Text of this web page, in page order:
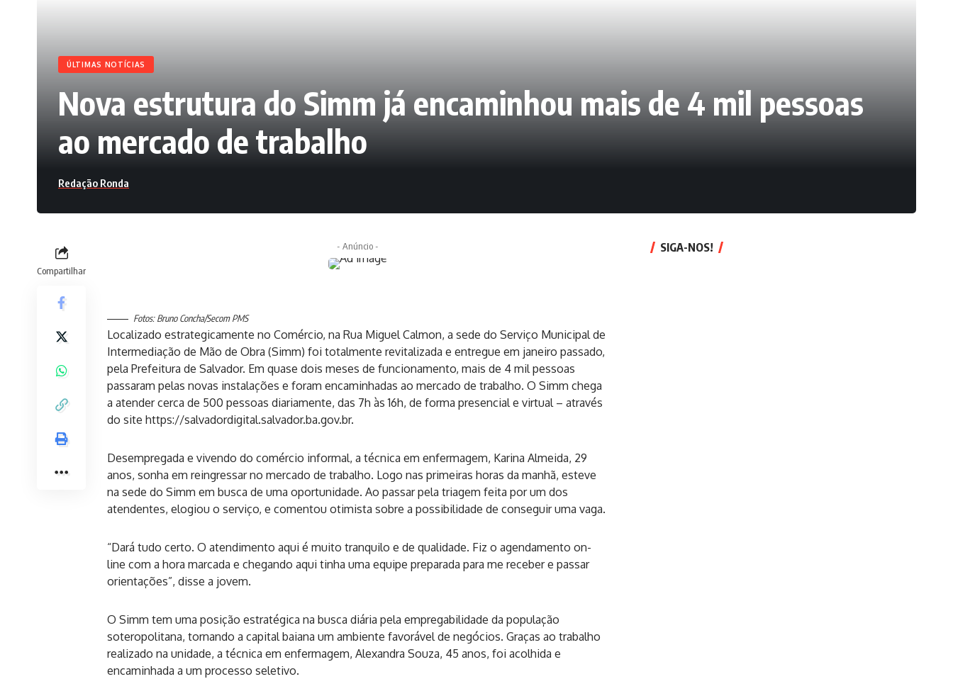
ÚLTIMAS NOTÍCIAS
Nova estrutura do Simm já encaminhou mais de 4 mil pessoas
ao mercado de trabalho
Redação Ronda
Compartilhar
- Anúncio -
Fotos: Bruno Concha/Secom PMS
Localizado estrategicamente no Comércio, na Rua Miguel Calmon, a sede do Serviço Municipal de
Intermediação de Mão de Obra (Simm) foi totalmente revitalizada e entregue em janeiro passado,
pela Prefeitura de Salvador. Em quase dois meses de funcionamento, mais de 4 mil pessoas
passaram pelas novas instalações e foram encaminhadas ao mercado de trabalho. O Simm chega
a atender cerca de 500 pessoas diariamente, das 7h às 16h, de forma presencial e virtual – através
do site https://salvadordigital.salvador.ba.gov.br.
Desempregada e vivendo do comércio informal, a técnica em enfermagem, Karina Almeida, 29
anos, sonha em reingressar no mercado de trabalho. Logo nas primeiras horas da manhã, esteve
na sede do Simm em busca de uma oportunidade. Ao passar pela triagem feita por um dos
atendentes, elogiou o serviço, e comentou otimista sobre a possibilidade de conseguir uma vaga.
“Dará tudo certo. O atendimento aqui é muito tranquilo e de qualidade. Fiz o agendamento on-
line com a hora marcada e chegando aqui tinha uma equipe preparada para me receber e passar
orientações”, disse a jovem.
O Simm tem uma posição estratégica na busca diária pela empregabilidade da população
soteropolitana, tornando a capital baiana um ambiente favorável de negócios. Graças ao trabalho
realizado na unidade, a técnica em enfermagem, Alexandra Souza, 45 anos, foi acolhida e
encaminhada a um processo seletivo.
SIGA-NOS!